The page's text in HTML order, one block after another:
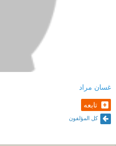
غسان مراد
تابعه
كل المؤلفون